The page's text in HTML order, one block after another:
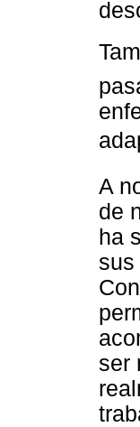
A
de
ha
sus
ser